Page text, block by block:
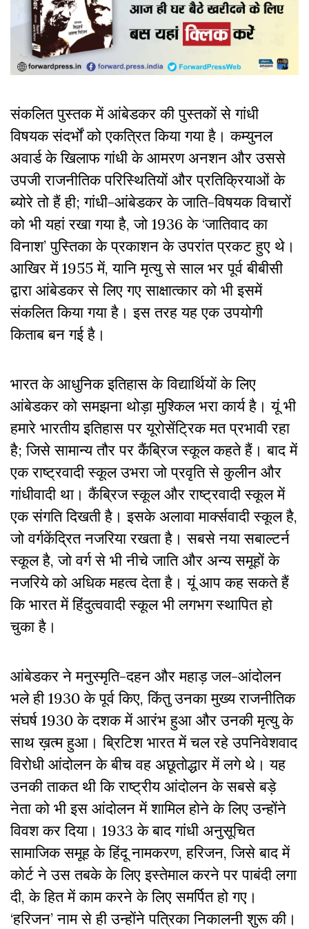
संकलित पुस्तक में आंबेडकर की पुस्तकों से गांधी
विषयक संदर्भों को एकत्रित किया गया है। कम्युनल
अवार्ड के खिलाफ गांधी के आमरण अनशन और उससे
उपजी राजनीतिक परिस्थितियों और प्रतिक्रियाओं के
ब्योरे तो हैं ही; गांधी-आंबेडकर के जाति-विषयक विचारों
को भी यहां रखा गया है, जो 1936 के ‘जातिवाद का
विनाश’ पुस्तिका के प्रकाशन के उपरांत प्रकट हुए थे।
आखिर में 1955 में, यानि मृत्यु से साल भर पूर्व बीबीसी
द्वारा आंबेडकर से लिए गए साक्षात्कार को भी इसमें
संकलित किया गया है। इस तरह यह एक उपयोगी
किताब बन गई है।
भारत के आधुनिक इतिहास के विद्यार्थियों के लिए
आंबेडकर को समझना थोड़ा मुश्किल भरा कार्य है। यूं भी
हमारे भारतीय इतिहास पर यूरोसेंट्रिक मत प्रभावी रहा
है; जिसे सामान्य तौर पर कैंब्रिज स्कूल कहते हैं। बाद में
एक राष्ट्रवादी स्कूल उभरा जो प्रवृति से कुलीन और
गांधीवादी था। कैंब्रिज स्कूल और राष्ट्रवादी स्कूल में
एक संगति दिखती है। इसके अलावा मार्क्सवादी स्कूल है,
जो वर्गकेंद्रित नजरिया रखता है। सबसे नया सबाल्टर्न
स्कूल है, जो वर्ग से भी नीचे जाति और अन्य समूहों के
नजरिये को अधिक महत्व देता है। यूं आप कह सकते हैं
कि भारत में हिंदुत्ववादी स्कूल भी लगभग स्थापित हो
चुका है।
आंबेडकर ने मनुस्मृति-दहन और महाड़ जल-आंदोलन
भले ही 1930 के पूर्व किए, किंतु उनका मुख्य राजनीतिक
संघर्ष 1930 के दशक में आरंभ हुआ और उनकी मृत्यु के
साथ ख़त्म हुआ। ब्रिटिश भारत में चल रहे उपनिवेशवाद
विरोधी आंदोलन के बीच वह अछूतोद्धार में लगे थे। यह
उनकी ताकत थी कि राष्ट्रीय आंदोलन के सबसे बड़े
नेता को भी इस आंदोलन में शामिल होने के लिए उन्होंने
विवश कर दिया। 1933 के बाद गांधी अनुसूचित
सामाजिक समूह के हिंदू नामकरण, हरिजन, जिसे बाद में
कोर्ट ने उस तबके के लिए इस्तेमाल करने पर पाबंदी लगा
दी, के हित में काम करने के लिए समर्पित हो गए।
‘हरिजन’ नाम से ही उन्होंने पत्रिका निकालनी शुरू की।